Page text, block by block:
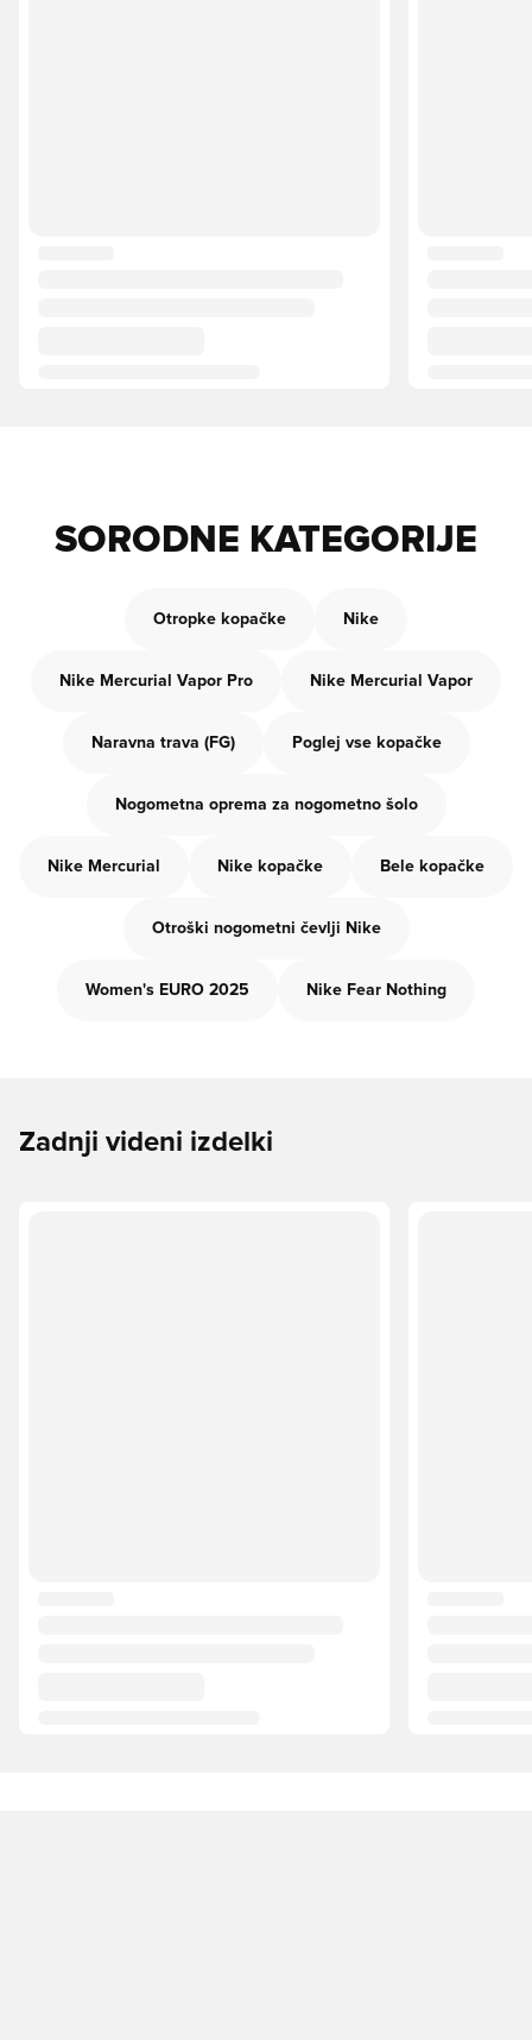
SORODNE KATEGORIJE
Otropke kopačke Nike
Nike Mercurial Vapor Pro Nike Mercurial Vapor
Naravna trava (FG) Poglej vse kopačke
Nogometna oprema za nogometno šolo
Nike Mercurial Nike kopačke Bele kopačke
Otroški nogometni čevlji Nike
Women's EURO 2025 Nike Fear Nothing
Zadnji videni izdelki